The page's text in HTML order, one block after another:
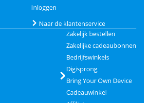
Inloggen
Naar de klantenservice
Zakelijk bestellen
Zakelijke cadeaubonnen
Bedrijfswinkels
Digisprong
Bring Your Own Device
Cadeauwinkel